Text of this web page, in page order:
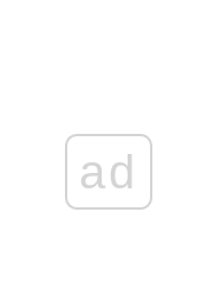
ad